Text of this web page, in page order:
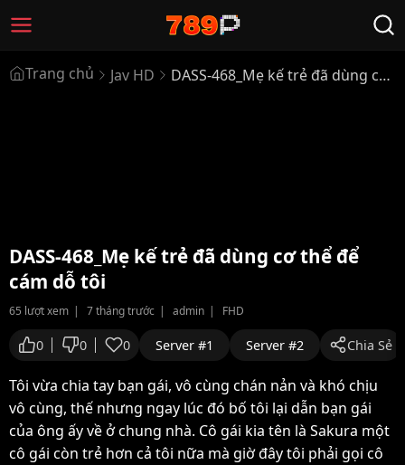
Trang chủ Jav HD
DASS-468_Mẹ kế trẻ đã dùng cơ
DASS-468_Mẹ kế trẻ đã dùng cơ thể để
cám dỗ tôi
65 lượt xem 7 tháng trước admin FHD
0 0 0 Server #1 Server #2 Chia Sẻ
Tôi vừa chia tay bạn gái, vô cùng chán nản và khó chịu
vô cùng, thế nhưng ngay lúc đó bố tôi lại dẫn bạn gái
của ông ấy về ở chung nhà. Cô gái kia tên là Sakura một
cô gái còn trẻ hơn cả tôi nữa mà giờ đây tôi phải gọi cô